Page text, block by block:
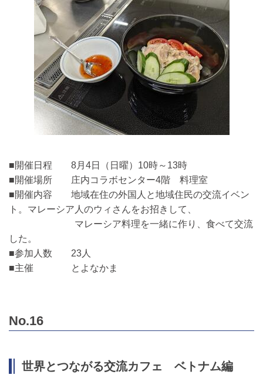
■開催日程 8月4日（日曜）10時～13時
■開催場所 庄内コラボセンター4階 料理室
■開催内容 地域在住の外国人と地域住民の交流イベン
ト。マレーシア人のウィさんをお招きして、
マレーシア料理を一緒に作り、食べて交流
した。
■参加人数 23人
■主催 とよなかま
No.16
世界とつながる交流カフェ ベトナム編